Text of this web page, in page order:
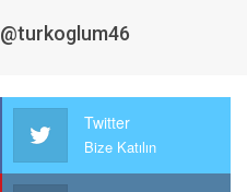
@turkoglum46
Twitter
Bize Katılın